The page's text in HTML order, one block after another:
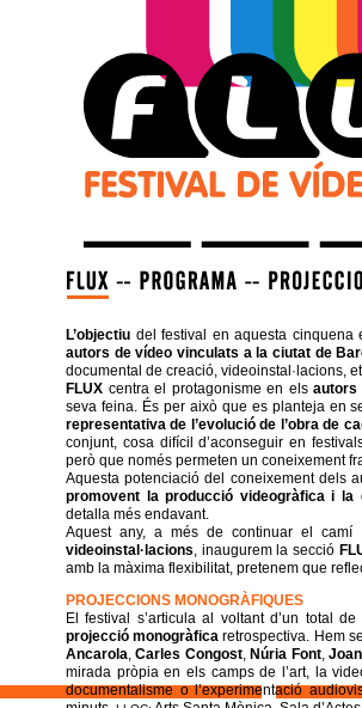
L’objectiu del festival en aquesta
autors de vídeo vinculats a la ciutat de
documental de creació, videoinstal·lacions,
FLUX centra el protagonisme en elsautors
seva feina. És per això que es planteja en
representativa de l’evolució de l’obra de
conjunt, cosa difícil d’aconseguir en
però que només permeten un coneixement
Aquesta potenciació del coneixement dels
promovent la producció videogràfica i la
detalla més endavant.
Aquest any, a més de continuar el camí
videoinstal·lacions, inaugurem la secció
amb la màxima flexibilitat, pretenem que
PROJECCIONS MONOGRÀFIQUES
El festival s’articula al voltant d’un total de
projecció monogràfica retrospectiva. Hem
Ancarola,Carles Congost, Núria Font,
mirada pròpia en els camps de l’art, la
documentalisme o l’experimentació